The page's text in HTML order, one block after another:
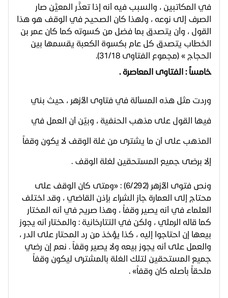
في المكاتبين ، والسبب فيه أنه إذا تعذَّر المعيَّن صار
الصرف إلى نوعه ، ولهذا كان الصحيح في الوقف هو هذا
القول ، وأن يتصدق بما فضل من كسوته كما كان عمر بن
الخطاب يتصدق كل عام بكسوة الكعبة يقسمها بين
الحجاج » (مجموع الفتاوى 31/18).
خامساً : الفتاوى المعاصرة .
وردت مثل هذه المسألة في فتاوى الأزهر ، حيث بني
فيها القول على مذهب الحنفية ، وبيّن أن العمل في
المذهب على أن ما يشترى من غلة الوقف لا يكون وقفاً
إلا برضى جميع المستحقين لغلة الوقف .
ونص فتوى الأزهر (6/292) : «ومتى كان الوقف على
محتاج إلى العمارة جاز الشراء بإذن القاضي ، وقد اختلف
العلماء في أنه يصير وقفاً ، وهذا صريح في أنه المختار
كما قاله الرملي ، ولكن في التتارخانية : والمختار أنه يجوز
بيعها إن احتاجوا إليه ، كذا يؤخذ من رد المحتار على الدر ،
والعمل على أنه يجوز بيعه ولا يصير وقفاً . نعم إن رضي
جميع المستحقين لتلك الغلة بالمشترى ليكون وقفاً
ملحقاً بأصله كان وقفاً» .